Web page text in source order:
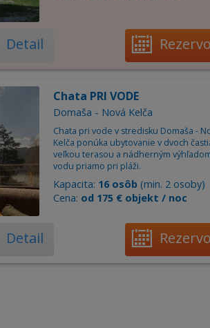
Detail
Chata PRI VODE
Domaša - Nová Kelča
Chata pri vode v stredisku Domaša -
Kelča ponúka ubytovanie v dvoch
veľkou terasou a nádherným
vodu priamo pri pláži.
Kapacita: 16 osôb (min. 2 osoby)
Cena: od 175 € objekt / noc
Detail